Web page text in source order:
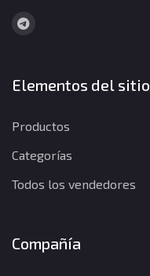
Elementos del sitio
Productos
Categorías
Todos los vendedores
Compañía